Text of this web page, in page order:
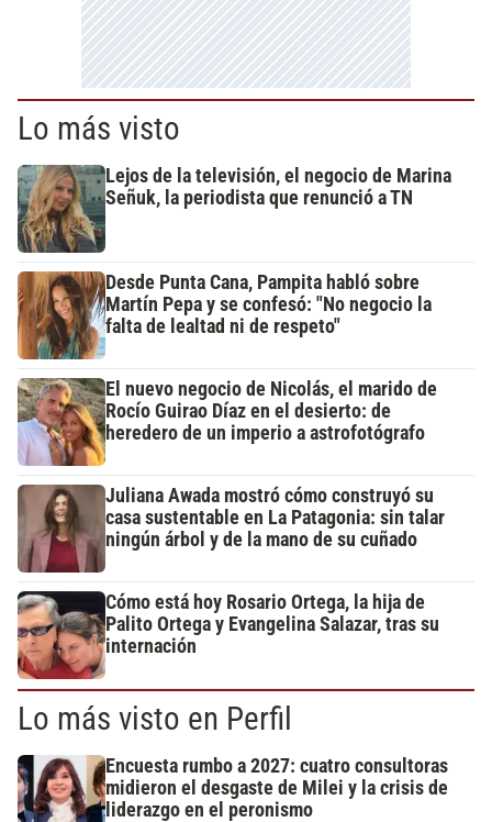
Lo más visto
Lejos de la televisión, el negocio de Marina
Señuk, la periodista que renunció a TN
Desde Punta Cana, Pampita habló sobre
Martín Pepa y se confesó: "No negocio la
falta de lealtad ni de respeto"
El nuevo negocio de Nicolás, el marido de
Rocío Guirao Díaz en el desierto: de
heredero de un imperio a astrofotógrafo
Juliana Awada mostró cómo construyó su
casa sustentable en La Patagonia: sin talar
ningún árbol y de la mano de su cuñado
Cómo está hoy Rosario Ortega, la hija de
Palito Ortega y Evangelina Salazar, tras su
internación
Lo más visto en Perfil
Encuesta rumbo a 2027: cuatro consultoras
midieron el desgaste de Milei y la crisis de
liderazgo en el peronismo